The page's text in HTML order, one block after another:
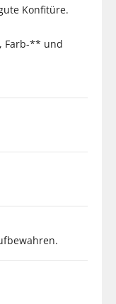
Konfitüre.
Farb-** und